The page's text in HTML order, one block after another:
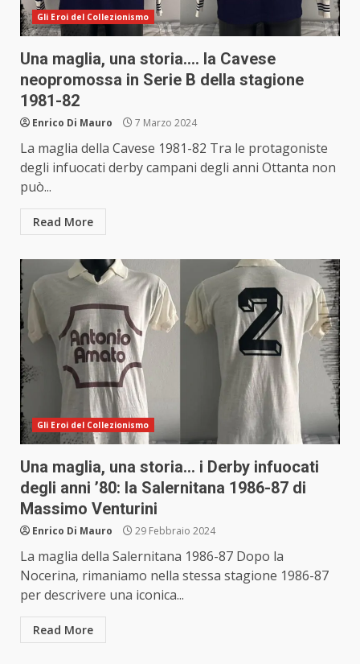
Gli Eroi del Collezionismo
Una maglia, una storia…. la Cavese
neopromossa in Serie B della stagione
1981-82
Enrico Di Mauro 7 Marzo 2024
La maglia della Cavese 1981-82 Tra le protagoniste
degli infuocati derby campani degli anni Ottanta non
può...
Read More
Gli Eroi del Collezionismo
Una maglia, una storia… i Derby infuocati
degli anni ’80: la Salernitana 1986-87 di
Massimo Venturini
Enrico Di Mauro 29 Febbraio 2024
La maglia della Salernitana 1986-87 Dopo la
Nocerina, rimaniamo nella stessa stagione 1986-87
per descrivere una iconica...
Read More